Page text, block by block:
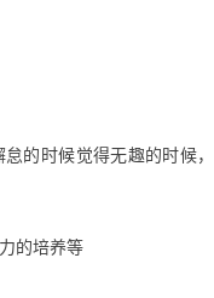
的时候觉得无趣的时候，
的培养等